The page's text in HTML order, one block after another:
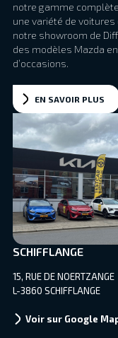
SCHIFFLANGE
15, RUE DE NOERTZANGE
L-3860 SCHIFFLANGE
Voir sur Google
notre gamme
une variété de voitures
notre showroom de
des modèles Mazda
d’occasions.
EN SAVOIR PLUS